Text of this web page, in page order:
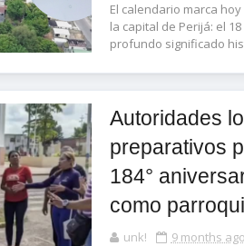
El calendario marca
la capital de Perijá: el
profundo significado
Autoridades
preparativos
184°
como
unk!
9 months ago